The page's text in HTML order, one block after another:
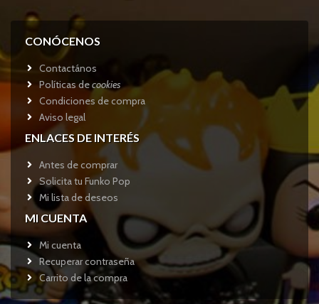
CONÓCENOS
Contactános
Políticas decookies
Condiciones de compra
Aviso legal
ENLACES DE INTERÉS
Antes de comprar
Solicita tu Funko Pop
Mi lista de deseos
MI CUENTA
Mi cuenta
Recuperar contraseña
Carrito de la compra